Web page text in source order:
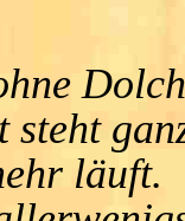
läuft.